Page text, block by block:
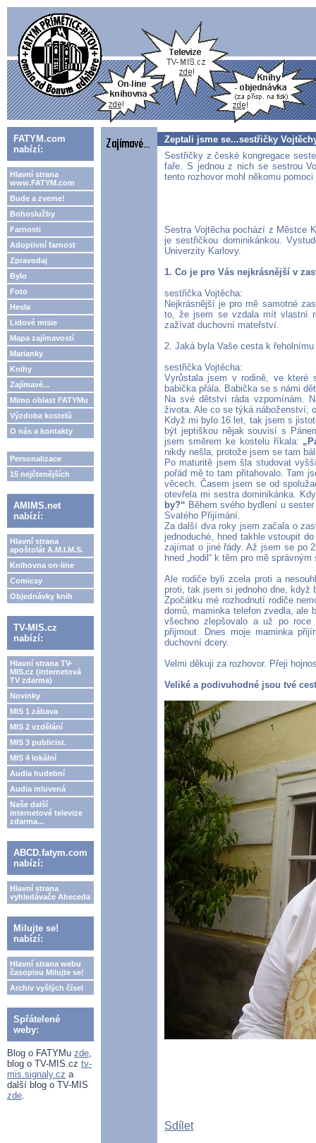
FATYM.com
nabízí:
Hlavní strana
www.FATYM.com
Bude a zveme!
Bohoslužby
Farnosti
Adoptivní farnost
Zpravodaj
Bylo
Foto
Hesla
Lidové misie
Mapa zajímavostí
Marianky
Knihy
Zajímavé...
Mimo oblast FATYMu
Výzdoba kostelů
O nás a kontakty
Personalizace
15 nejčtenějších
AMIMS.net
nabízí:
Hlavní strana
apoštolát A.M.I.M.S.
Knihovna on-line
Comicsy
Objednávky knih
TV-MIS.cz
nabízí:
Hlavní strana TV-
MIS.cz (internetová
TV zdarma)
Novinky
MIS 1 zábava
MIS 2 vzdělání
MIS 3 publicist.
MIS 4 lokální
Audia hudební
Audia mluvená
Naše další
internetové televize
zdarma...
ABCD.fatym.com
nabízí:
Hlavní strana
vyhledávače Abeceda
Milujte se!
nabízí:
Hlavní strana webu
časopisu Milujte se!
Archiv vyšlých čísel
Spřátelené
weby:
Blog o FATYMu zde,
blog o TV-MIS.cz tv-
mis.signaly.cz a
další blog o TV-MIS
zde.
Zeptali jsme se...sestřičky
Sestřičky z české kongregace
faře. S jednou z nich se sestrou
tento rozhovor mohl někomu
Sestra Vojtěcha pochází z Městce
je sestřičkou dominikánkou.
Univerzity Karlovy.
1. Co je pro Vás nejkrásnější v
sestřička Vojtěcha:
Nejkrásnější je pro mě samotné
to, že jsem se vzdala mít vlastní
zažívat duchovní mateřství.
2. Jaká byla Vaše cesta k
sestřička Vojtěcha:
Vyrůstala jsem v rodině, ve které
babička přála. Babička se s námi
Na své dětství ráda vzpomínám.
života. Ale co se týká náboženství;
Když mi bylo 16 let, tak jsem s
být jeptiškou nějak souvisí s
jsem směrem ke kostelu říkala:
nikdy nešla, protože jsem se tam
Po maturitě jsem šla studovat
pořád mě to tam přitahovalo. Tam
věcech. Časem jsem se od
otevřela mi sestra dominikánka.
by?“ Během svého bydlení u
Svatého Přijímání.
Za další dva roky jsem začala o
jednoduché, hned takhle vstoupit
zajímat o jiné řády. Až jsem se po
hned „hodil“ k těm pro mě správným
Ale rodiče byli zcela proti a
proti, tak jsem si jednoho dne, když
Zpočátku mé rozhodnutí rodiče
domů, maminka telefon zvedla, ale
všechno zlepšovalo a už po
přijmout. Dnes moje maminka
duchovní dcery.
Velmi děkuji za rozhovor. Přeji
Veliké a podivuhodné jsou tvé
Sdílet